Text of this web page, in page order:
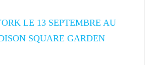
LE 13 SEPTEMBRE AU
SQUARE GARDEN